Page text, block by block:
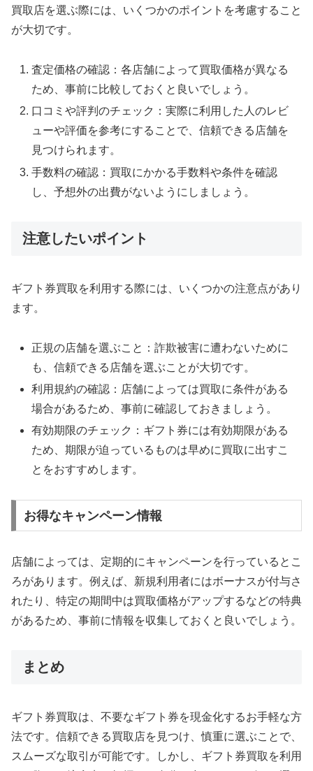
買取店を選ぶ際には、いくつかのポイントを考慮すること
が大切です。
査定価格の確認：各店舗によって買取価格が異なる
ため、事前に比較しておくと良いでしょう。
口コミや評判のチェック：実際に利用した人のレビ
ューや評価を参考にすることで、信頼できる店舗を
見つけられます。
手数料の確認：買取にかかる手数料や条件を確認
し、予想外の出費がないようにしましょう。
注意したいポイント
ギフト券買取を利用する際には、いくつかの注意点があり
ます。
正規の店舗を選ぶこと：詐欺被害に遭わないために
も、信頼できる店舗を選ぶことが大切です。
利用規約の確認：店舗によっては買取に条件がある
場合があるため、事前に確認しておきましょう。
有効期限のチェック：ギフト券には有効期限がある
ため、期限が迫っているものは早めに買取に出すこ
とをおすすめします。
お得なキャンペーン情報
店舗によっては、定期的にキャンペーンを行っているとこ
ろがあります。例えば、新規利用者にはボーナスが付与さ
れたり、特定の期間中は買取価格がアップするなどの特典
があるため、事前に情報を収集しておくと良いでしょう。
まとめ
ギフト券買取は、不要なギフト券を現金化するお手軽な方
法です。信頼できる買取店を見つけ、慎重に選ぶことで、
スムーズな取引が可能です。しかし、ギフト券買取を利用